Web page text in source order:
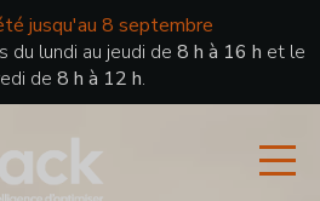
jusqu'au 8 septembre
du lundi au jeudi de 8 h à 16 h et le
de 8 h à 12 h.